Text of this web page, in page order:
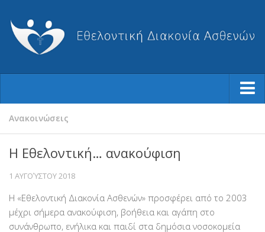
Ποιοι Είμαστε
Η Ιστορία μας
Ο Σύλλογος
Το Διοικητικό Συμβούλιο
Καταστατικό
Ανακοινώσεις
Η Εθελοντική… ανακούφιση
1 ΑΥΓΟΎΣΤΟΥ 2018
Η «Εθελοντική Διακονία Ασθενών» προσφέρει από το 2003
μέχρι σήμερα ανακούφιση, βοήθεια και αγάπη στο
συνάνθρωπο, ενήλικα και παιδί στα δημόσια νοσοκομεία